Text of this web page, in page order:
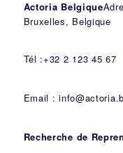
Actoria Belgique
Bruxelles, Belgique
Tél :+32 2 123 45 67
Email :
Recherche de